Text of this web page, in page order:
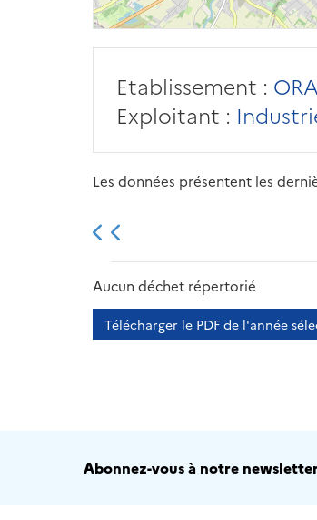
Etablissement :
Exploitant :
Les données présentent les
2013 2014
Aucun déchet répertorié
Télécharger le PDF de l'année
Abonnez-vous à notre